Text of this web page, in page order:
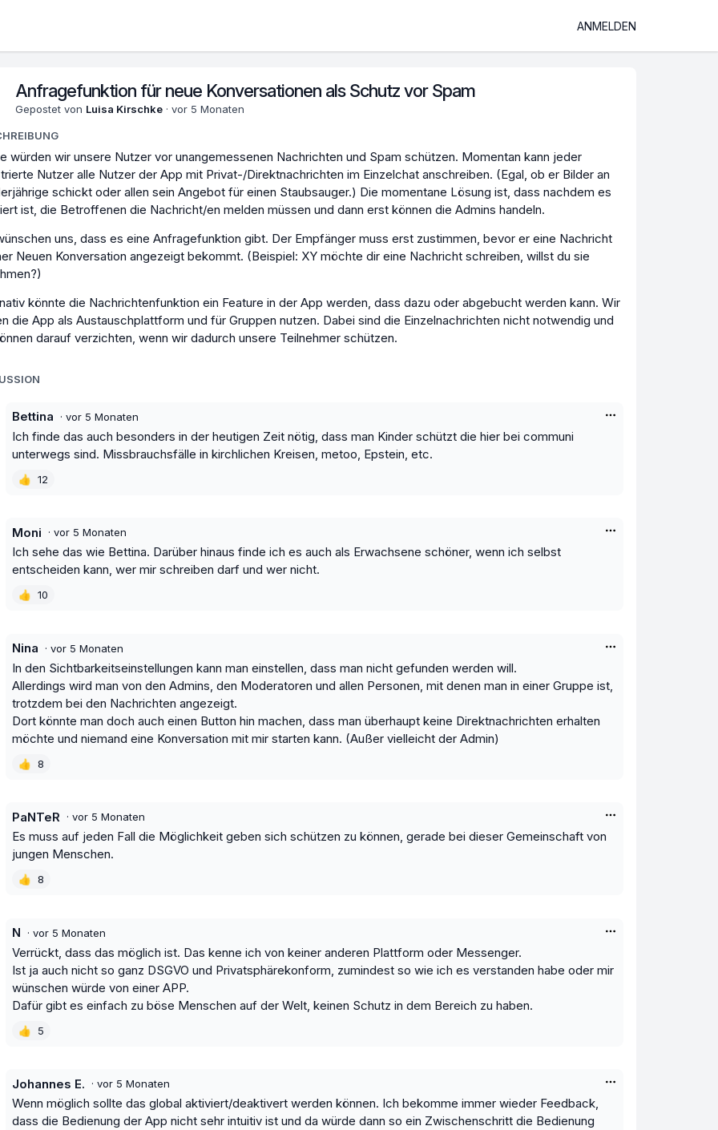
ANMELDEN
Anfragefunktion für neue Konversationen als Schutz vor Spam
Gepostet von Luisa Kirschke · vor 5 Monaten
würden wir unsere Nutzer vor unangemessenen Nachrichten und Spam schützen. Momentan kann jeder
Nutzer alle Nutzer der App mit Privat-/Direktnachrichten im Einzelchat anschreiben. (Egal, ob er Bilder an
schickt oder allen sein Angebot für einen Staubsauger.) Die momentane Lösung ist, dass nachdem es
ist, die Betroffenen die Nachricht/en melden müssen und dann erst können die Admins handeln.
uns, dass es eine Anfragefunktion gibt. Der Empfänger muss erst zustimmen, bevor er eine Nachricht
Neuen Konversation angezeigt bekommt. (Beispiel: XY möchte dir eine Nachricht schreiben, willst du sie
könnte die Nachrichtenfunktion ein Feature in der App werden, dass dazu oder abgebucht werden kann. Wir
die App als Austauschplattform und für Gruppen nutzen. Dabei sind die Einzelnachrichten nicht notwendig und
darauf verzichten, wenn wir dadurch unsere Teilnehmer schützen.
Bettina · vor 5 Monaten
Ich finde das auch besonders in der heutigen Zeit nötig, dass man Kinder schützt die hier bei communi
unterwegs sind. Missbrauchsfälle in kirchlichen Kreisen, metoo, Epstein, etc.
👍 12
Moni · vor 5 Monaten
Ich sehe das wie Bettina. Darüber hinaus finde ich es auch als Erwachsene schöner, wenn ich selbst
entscheiden kann, wer mir schreiben darf und wer nicht.
👍 10
Nina · vor 5 Monaten
In den Sichtbarkeitseinstellungen kann man einstellen, dass man nicht gefunden werden will.
Allerdings wird man von den Admins, den Moderatoren und allen Personen, mit denen man in einer Gruppe ist,
trotzdem bei den Nachrichten angezeigt.
Dort könnte man doch auch einen Button hin machen, dass man überhaupt keine Direktnachrichten erhalten
möchte und niemand eine Konversation mit mir starten kann. (Außer vielleicht der Admin)
👍 8
PaNTeR · vor 5 Monaten
Es muss auf jeden Fall die Möglichkeit geben sich schützen zu können, gerade bei dieser Gemeinschaft von
jungen Menschen.
👍 8
N · vor 5 Monaten
Verrückt, dass das möglich ist. Das kenne ich von keiner anderen Plattform oder Messenger.
Ist ja auch nicht so ganz DSGVO und Privatsphärekonform, zumindest so wie ich es verstanden habe oder mir
wünschen würde von einer APP.
Dafür gibt es einfach zu böse Menschen auf der Welt, keinen Schutz in dem Bereich zu haben.
👍 5
Johannes E. · vor 5 Monaten
Wenn möglich sollte das global aktiviert/deaktivert werden können. Ich bekomme immer wieder Feedback,
dass die Bedienung der App nicht sehr intuitiv ist und da würde dann so ein Zwischenschritt die Bedienung